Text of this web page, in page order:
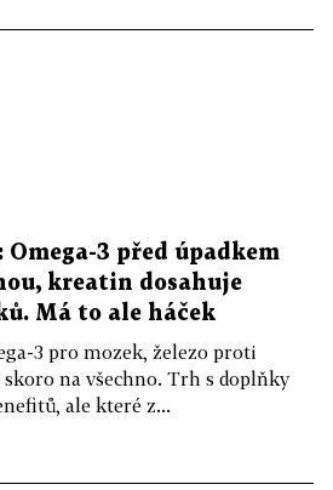
3 před úpadkem
kreatin dosahuje
Má to ale háček
3 pro mozek, železo proti
na všechno. Trh s doplňky
ale které z...